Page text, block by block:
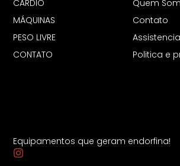
Equipamentos que geram endorfina!
Quem
Contato
Assistencia
Politica e
CARDIO
MÁQUINAS
PESO LIVRE
CONTATO